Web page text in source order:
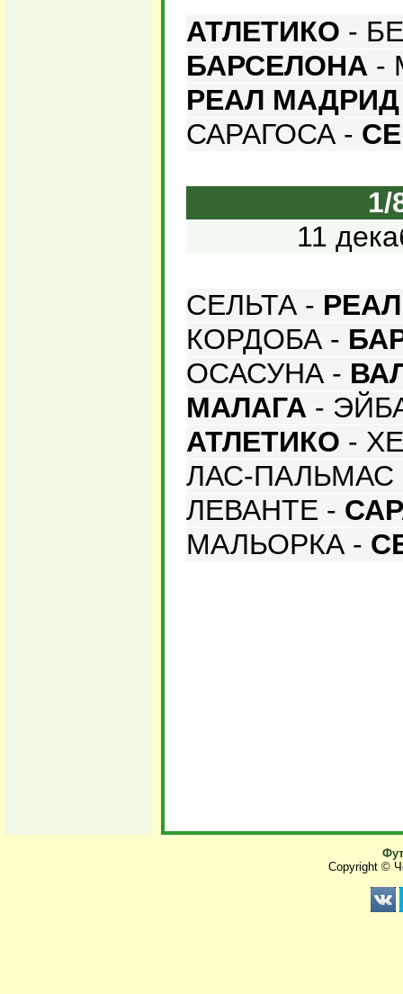
АТЛЕТИКО -
БАРСЕЛОНА -
РЕАЛ МАДРИД
САРАГОСА -
11
СЕЛЬТА -
КОРДОБА -
ОСАСУНА -
МАЛАГА -
АТЛЕТИКО -
ЛАС-
ЛЕВАНТЕ -
МАЛЬОРКА -
Copyright ©